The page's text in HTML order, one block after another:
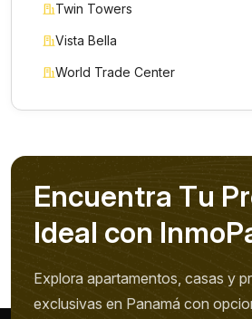
Twin Towers
Vista Bella
World Trade Center
Encuentra Tu Pr
Ideal con InmoP
Explora apartamentos, casas y
exclusivas en Panamá con